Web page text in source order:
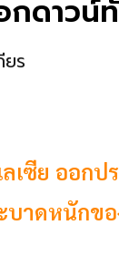
กดาวน์
ร
เซีย ออก
าดหนักข